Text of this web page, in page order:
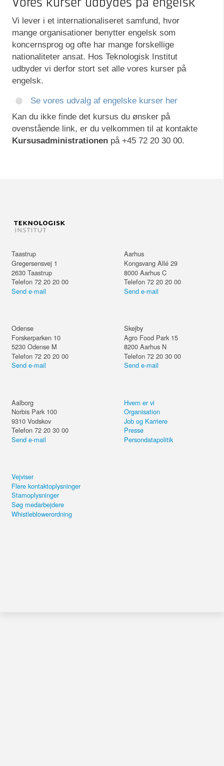
Vores kurser udbydes på engelsk
Vi lever i et internationaliseret samfund, hvor
mange organisationer benytter engelsk som
koncernsprog og ofte har mange forskellige
nationaliteter ansat. Hos Teknologisk Institut
udbyder vi derfor stort set alle vores kurser på
engelsk.
Se vores udvalg af engelske kurser her
Kan du ikke finde det kursus du ønsker på
ovenstående link, er du velkommen til at kontakte
Kursusadministrationen på +45 72 20 30 00.
Taastrup
Gregersensvej 1
2630 Taastrup
Telefon 72 20 20 00
Send e-mail
Aarhus
Kongsvang Allé 29
8000 Aarhus C
Telefon 72 20 20 00
Send e-mail
Odense
Forskerparken 10
5230 Odense M
Telefon 72 20 20 00
Send e-mail
Skejby
Agro Food Park 15
8200 Aarhus N
Telefon 72 20 30 00
Send e-mail
Aalborg
Norbis Park 100
9310 Vodskov
Telefon 72 20 30 00
Send e-mail
Hvem er vi
Organisation
Job og Karriere
Presse
Persondatapolitik
Vejviser
Flere kontaktoplysninger
Stamoplysninger
Søg medarbejdere
Whistleblowerordning